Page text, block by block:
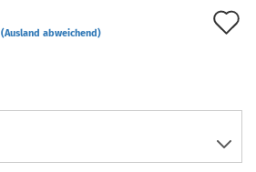
(Ausland abweichend)